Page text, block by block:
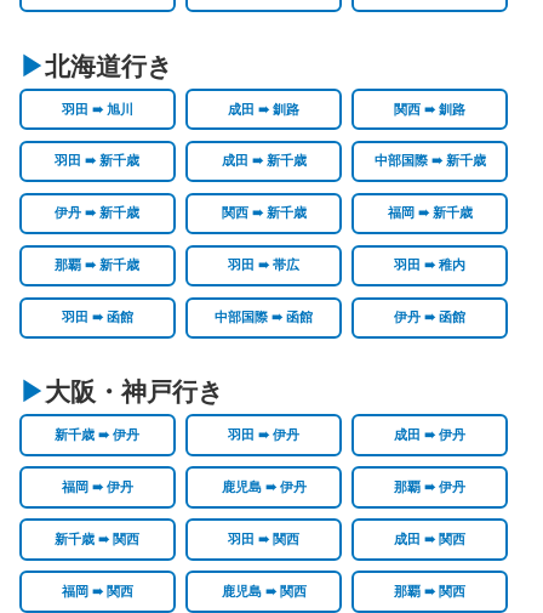
北海道行き
羽田 ➠ 旭川 成田 ➠ 釧路 関西 ➠ 釧路
羽田 ➠ 新千歳 成田 ➠ 新千歳 中部国際 ➠ 新千歳
伊丹 ➠ 新千歳 関西 ➠ 新千歳 福岡 ➠ 新千歳
那覇 ➠ 新千歳 羽田 ➠ 帯広 羽田 ➠ 稚内
羽田 ➠ 函館 中部国際 ➠ 函館 伊丹 ➠ 函館
大阪・神戸行き
新千歳 ➠ 伊丹 羽田 ➠ 伊丹 成田 ➠ 伊丹
福岡 ➠ 伊丹 鹿児島 ➠ 伊丹 那覇 ➠ 伊丹
新千歳 ➠ 関西 羽田 ➠ 関西 成田 ➠ 関西
福岡 ➠ 関西 鹿児島 ➠ 関西 那覇 ➠ 関西